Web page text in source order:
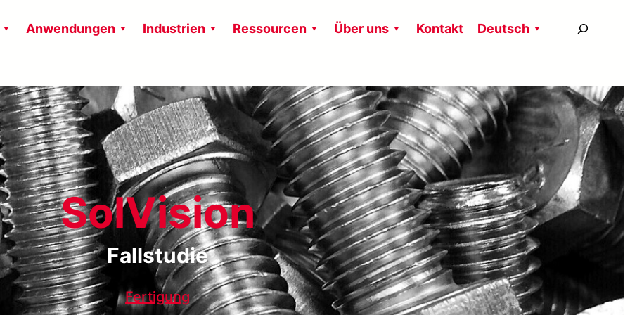
Anwendungen Industrien Ressourcen Über uns Kontakt Deutsch
SolVision
Fallstudie
Fertigung